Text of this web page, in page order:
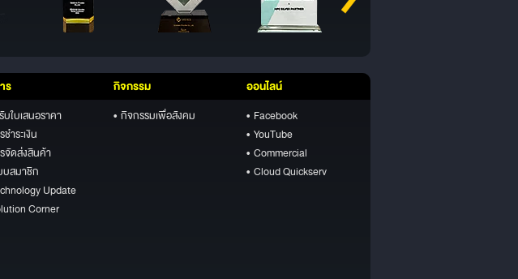
ร
บใบเสนอราคา
ำระเงิน
จัดส่งสินค้า
บสมาชิก
Update
Corner
กิจกรรม
• กิจกรรมเพื่อสังคม
ออนไลน์
• Facebook
• YouTube
• Commercial
• Cloud Quickserv